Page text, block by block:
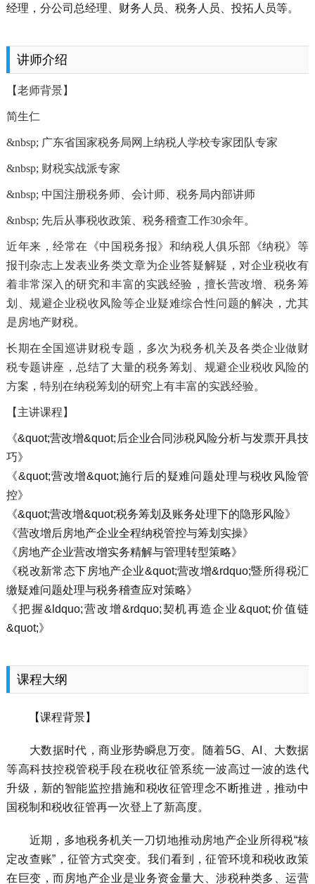
经理，分公司总经理、财务人员、税务人员、投拓人员等。
讲师介绍
【老师背景】
简生仁
&nbsp; 广东省国家税务局网上纳税人学校专家团队专家
&nbsp; 财税实战派专家
&nbsp; 中国注册税务师、会计师、税务局内部讲师
&nbsp; 先后从事税收政策、税务稽查工作30余年。
近年来，经常在《中国税务报》和纳税人俱乐部《纳税》等
报刊杂志上发表业务类文章为企业答疑解疑，对企业税收有
着非常深入的研究和丰富的实践经验，擅长营改增、税务筹
划、规避企业税收风险等企业疑难综合性问题的解决，尤其
是房地产财税。
长期在全国巡讲财税专题，多次为税务机关及各类企业做财
税专题讲座，总结了大量的税务筹划、规避企业税收风险的
方案，特别在纳税筹划的研究上有丰富的实践经验。
【主讲课程】
《&quot;营改增&quot;后企业合同涉税风险分析与发票开具技
巧》
《&quot;营改增&quot;施行后的疑难问题处理与税收风险管
控》
《&quot;营改增&quot;税务筹划及账务处理下的隐形风险》
《营改增后房地产企业全程纳税管控与筹划实操》
《房地产企业营改增实务精解与管理转型策略》
《税改新常态下房地产企业&quot;营改增&rdquo;暨所得税汇
缴疑难问题处理与税务稽查应对策略》
《把握&ldquo;营改增&rdquo;契机再造企业&quot;价值链
&quot;》
课程大纲
【课程背景】
大数据时代，商业形势瞬息万变。随着5G、AI、大数据
等高科技控税管税手段在税收征管系统一波高过一波的迭代
升级，新的智能监控措施和税收征管理念不断推进，推动中
国税制和税收征管再一次登上了新高度。
近期，多地税务机关一刀切地推动房地产企业所得税“核
定改查账”，征管方式突变。我们看到，征管环境和税收政策
在巨变，而房地产企业是业务资金量大、涉税种类多、运营